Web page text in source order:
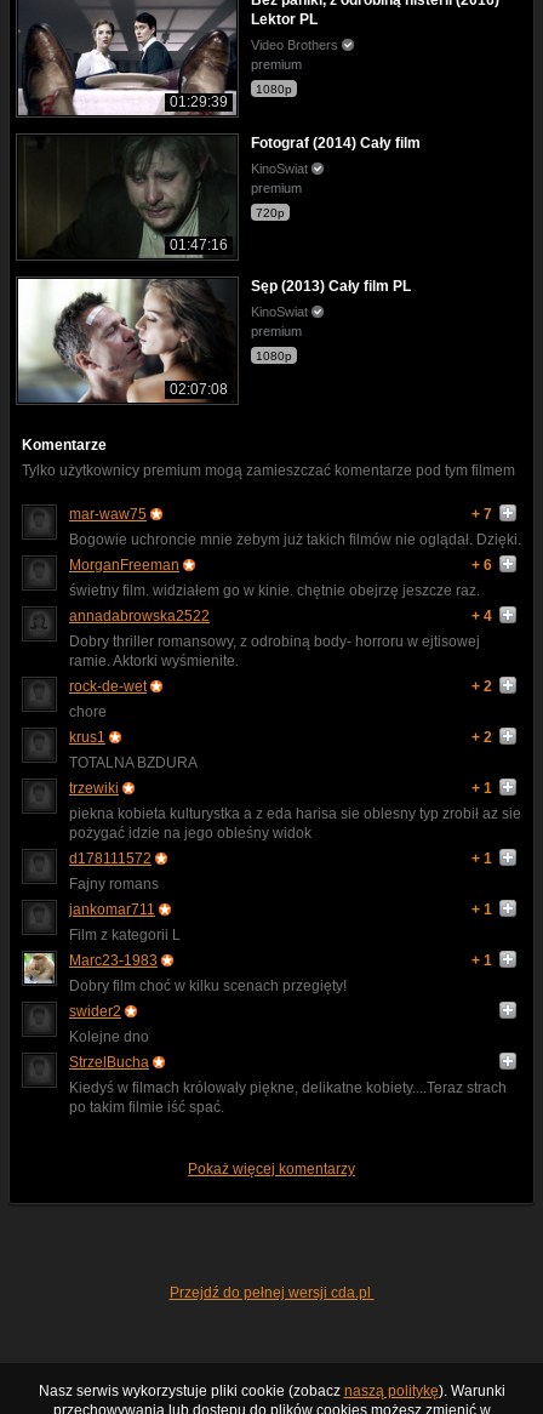
01:29:39
Lektor PL
Video Brothers
premium
1080p
01:47:16
Fotograf (2014) Cały film
KinoSwiat
premium
720p
02:07:08
Sęp (2013) Cały film PL
KinoSwiat
premium
1080p
Komentarze
Tylko użytkownicy premium mogą zamieszczać komentarze pod tym filmem
mar-waw75
+ 7
Bogowie uchroncie mnie żebym już takich filmów nie oglądał. Dzięki.
MorganFreeman
+ 6
świetny film. widziałem go w kinie. chętnie obejrzę jeszcze raz.
annadabrowska2522
+ 4
Dobry thriller romansowy, z odrobiną body- horroru w ejtisowej
ramie. Aktorki wyśmienite.
rock-de-wet
+ 2
chore
krus1
+ 2
TOTALNA BZDURA
trzewiki
+ 1
piekna kobieta kulturystka a z eda harisa sie oblesny typ zrobił az sie
pożygać idzie na jego obleśny widok
d178111572
+ 1
Fajny romans
jankomar711
+ 1
Film z kategorii L
Marc23-1983
+ 1
Dobry film choć w kilku scenach przegięty!
swider2
Kolejne dno
StrzelBucha
Kiedyś w filmach królowały piękne, delikatne kobiety....Teraz strach
po takim filmie iść spać.
Pokaż więcej komentarzy
Przejdź do pełnej wersji cda.pl
Nasz serwis wykorzystuje pliki cookie (zobacz naszą politykę). Warunki
przechowywania lub dostępu do plików cookies możesz zmienić w